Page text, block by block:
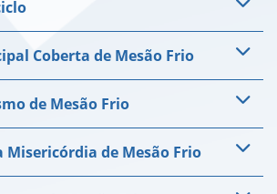
Coberta de Mesão Frio
de Mesão Frio
Misericórdia de Mesão Frio